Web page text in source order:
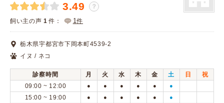
動物病院検索
口コミ検索
Calooペットとは？
3.49 ？
飼い主の声 1 件： 1件
栃木県宇都宮市下岡本町4539-2
イヌ / ネコ
診察時間 月 火 水 木 金 土 日
祝
09:00 ~ 12:00
● ● ● ● ● ●
15:00 ~ 19:00 ● ● ● ● ● ●